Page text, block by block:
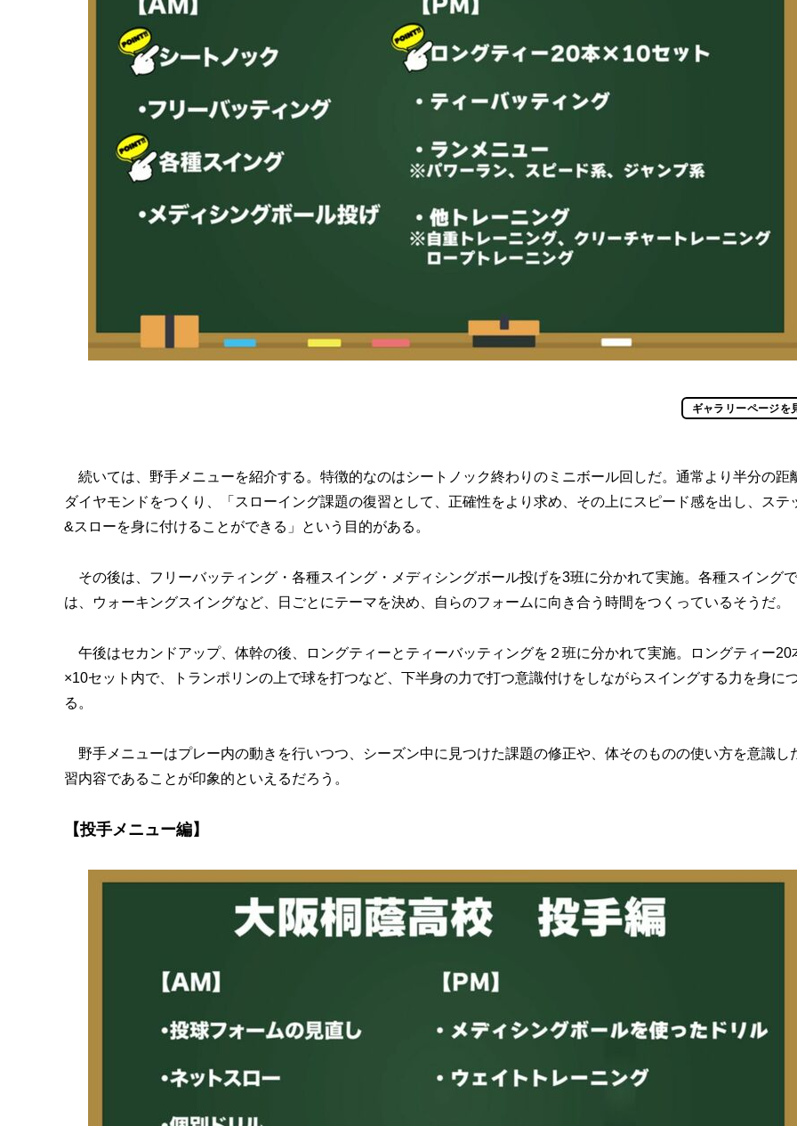
ギャラリーページを
続いては、野手メニューを紹介する。特徴的なのはシートノック終わりのミニボール回しだ。通常より半分の距
ダイヤモンドをつくり、「スローイング課題の復習として、正確性をより求め、その上にスピード感を出し、ステ
&スローを身に付けることができる」という目的がある。
その後は、フリーバッティング・各種スイング・メディシングボール投げを3班に分かれて実施。各種スイングで
は、ウォーキングスイングなど、日ごとにテーマを決め、自らのフォームに向き合う時間をつくっているそうだ。
午後はセカンドアップ、体幹の後、ロングティーとティーバッティングを２班に分かれて実施。ロングティー20
×10セット内で、トランポリンの上で球を打つなど、下半身の力で打つ意識付けをしながらスイングする力を身に
る。
野手メニューはプレー内の動きを行いつつ、シーズン中に見つけた課題の修正や、体そのものの使い方を意識し
習内容であることが印象的といえるだろう。
【投手メニュー編】